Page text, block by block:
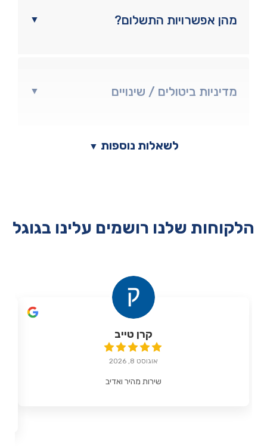
▼ מהן אפשרויות התשלום?
▼ מדיניות ביטולים / שינויים
▼ לשאלות נוספות
הלקוחות שלנו רושמים עלינו בגוגל
קרן טייב
אוגוסט 8, 2026
שירות מהיר ואדיב